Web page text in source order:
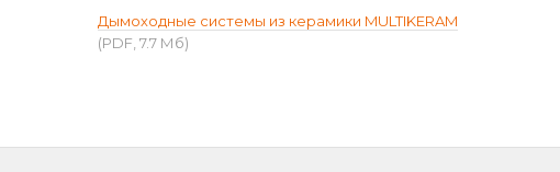
Дымоходные системы из керамики MULTIKERAM
(PDF, 7.7 Мб)